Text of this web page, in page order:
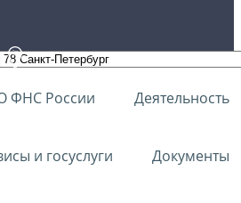
ФНС России Деятельность
и госуслуги Документы